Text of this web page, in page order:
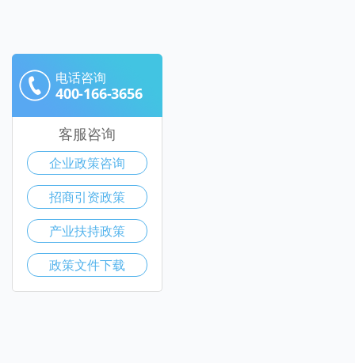
电话咨询
400-166-3656
客服咨询
企业政策咨询
招商引资政策
产业扶持政策
政策文件下载